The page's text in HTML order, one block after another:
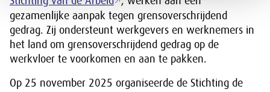
gezamenlijke aanpak tegen grensoverschrijdend
gedrag. Zij ondersteunt werkgevers en werknemers in
het land om grensoverschrijdend gedrag op de
werkvloer te voorkomen en aan te pakken.
Op 25 november 2025 organiseerde de Stichting de